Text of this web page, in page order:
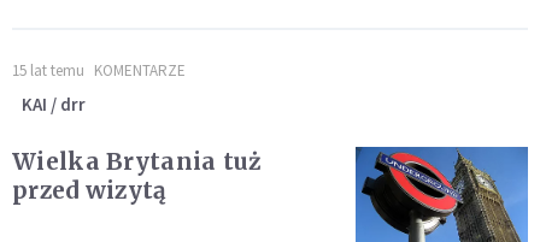
15 lat temu KOMENTARZE
KAI / drr
Wielka Brytania tuż
przed wizytą